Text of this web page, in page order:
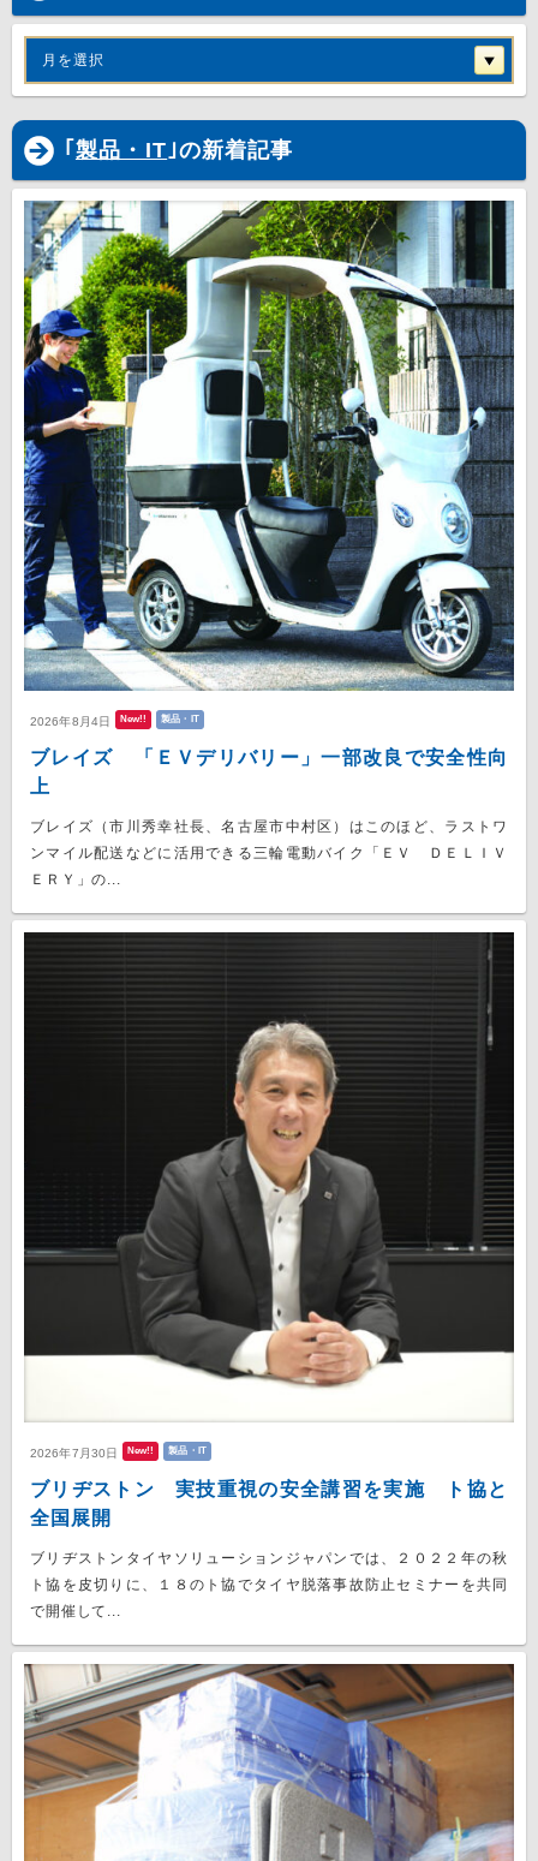
月を選択
｢ 製品・IT｣の新着記事
2026年8月4日 New!! 製品・IT
ブレイズ 「ＥＶデリバリー」一部改良で安全性向
上
ブレイズ（市川秀幸社長、名古屋市中村区）はこのほど、ラストワ
ンマイル配送などに活用できる三輪電動バイク「ＥＶ ＤＥＬＩＶ
ＥＲＹ」の...
2026年7月30日 New!! 製品・IT
ブリヂストン 実技重視の安全講習を実施 ト協と
全国展開
ブリヂストンタイヤソリューションジャパンでは、２０２２年の秋
ト協を皮切りに、１８のト協でタイヤ脱落事故防止セミナーを共同
で開催して...